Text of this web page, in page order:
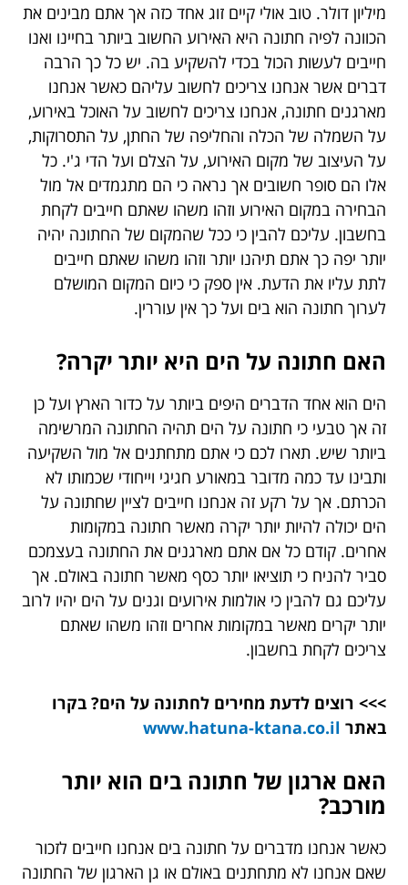
מיליון דולר. טוב אולי קיים זוג אחד כזה אך אתם מבינים את
הכוונה לפיה חתונה היא האירוע החשוב ביותר בחיינו ואנו
חייבים לעשות הכול בכדי להשקיע בה. יש כל כך הרבה
דברים אשר אנחנו צריכים לחשוב עליהם כאשר אנחנו
מארגנים חתונה, אנחנו צריכים לחשוב על האוכל באירוע,
על השמלה של הכלה והחליפה של החתן, על התסרוקות,
על העיצוב של מקום האירוע, על הצלם ועל הדי ג'י. כל
אלו הם סופר חשובים אך נראה כי הם מתגמדים אל מול
הבחירה במקום האירוע וזהו משהו שאתם חייבים לקחת
בחשבון. עליכם להבין כי ככל שהמקום של החתונה יהיה
יותר יפה כך אתם תיהנו יותר וזהו משהו שאתם חייבים
לתת עליו את הדעת. אין ספק כי כיום המקום המושלם
לערוך חתונה הוא בים ועל כך אין עוררין.
האם חתונה על הים היא יותר יקרה?
הים הוא אחד הדברים היפים ביותר על כדור הארץ ועל כן
זה אך טבעי כי חתונה על הים תהיה החתונה המרשימה
ביותר שיש. תארו לכם כי אתם מתחתנים אל מול השקיעה
ותבינו עד כמה מדובר במאורע חגיגי וייחודי שכמותו לא
הכרתם. אך על רקע זה אנחנו חייבים לציין שחתונה על
הים יכולה להיות יותר יקרה מאשר חתונה במקומות
אחרים. קודם כל אם אתם מארגנים את החתונה בעצמכם
סביר להניח כי תוציאו יותר כסף מאשר חתונה באולם. אך
עליכם גם להבין כי אולמות אירועים וגנים על הים יהיו לרוב
יותר יקרים מאשר במקומות אחרים וזהו משהו שאתם
צריכים לקחת בחשבון.
>>> רוצים לדעת מחירים לחתונה על הים? בקרו
באתר www.hatuna-ktana.co.il
האם ארגון של חתונה בים הוא יותר
מורכב?
כאשר אנחנו מדברים על חתונה בים אנחנו חייבים לזכור
שאם אנחנו לא מתחתנים באולם או גן הארגון של החתונה